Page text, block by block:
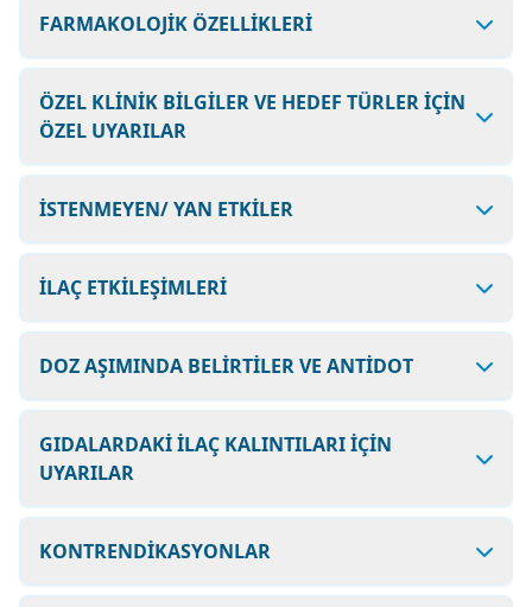
FARMAKOLOJİK ÖZELLİKLERİ
ÖZEL KLİNİK BİLGİLER VE HEDEF TÜRLER İÇİN
ÖZEL UYARILAR
İSTENMEYEN/ YAN ETKİLER
İLAÇ ETKİLEŞİMLERİ
DOZ AŞIMINDA BELİRTİLER VE ANTİDOT
GIDALARDAKİ İLAÇ KALINTILARI İÇİN
UYARILAR
KONTRENDİKASYONLAR